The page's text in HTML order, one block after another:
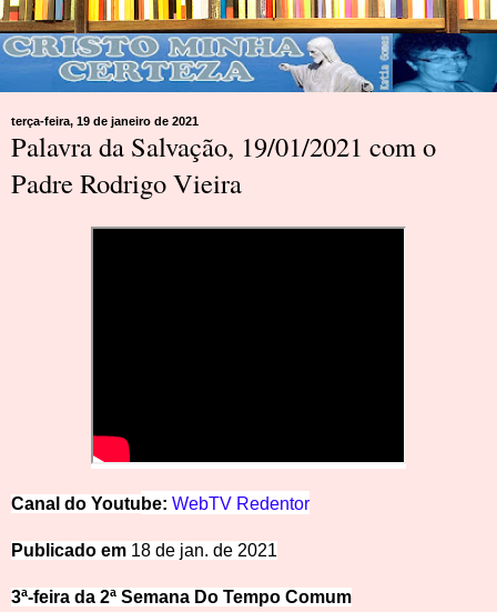
terça-feira, 19 de janeiro de 2021
Palavra da Salvação, 19/01/2021 com o
Padre Rodrigo Vieira
Canal do Youtu be: WebTV Redentor
Publicado em 18 de jan. de 2021
3ª-feira da 2ª Semana Do Tempo Comum